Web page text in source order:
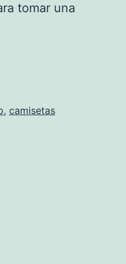
tomar una
, camisetas